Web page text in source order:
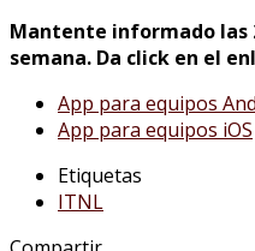
Mantente informado las
semana. Da click en el
App para equipos
App para equipos iOS
Etiquetas
ITNL